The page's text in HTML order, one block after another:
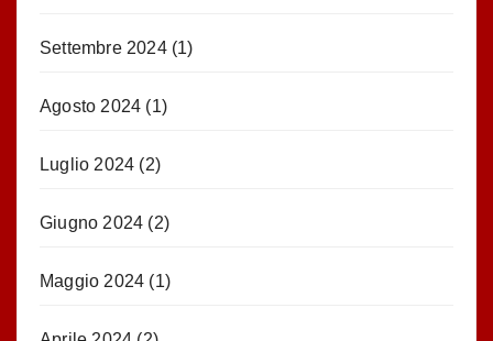
Settembre 2024(1)
Agosto 2024 (1)
Luglio 2024 (2)
Giugno 2024 (2)
Maggio 2024 (1)